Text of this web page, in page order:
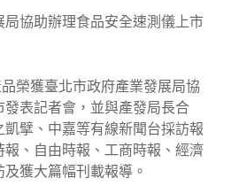
局協助辦理食品安全速測儀上市
榮獲臺北市政府產業發展局協
表記者會，並與產發局長合
擘、中嘉等有線新聞台採訪報
、自由時報、工商時報、經濟
獲大篇幅刊載報導。